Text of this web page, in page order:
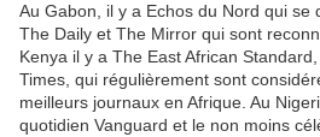
Au Gabon, il y a Echos du Nord qui se
The Daily et The Mirror qui sont
Kenya il y a The East African
Times, qui régulièrement sont
meilleurs journaux en Afrique. Au
quotidien Vanguard et le non moins